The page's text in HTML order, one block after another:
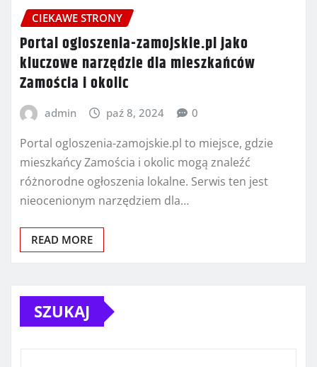
CIEKAWE STRONY
Portal ogloszenia-zamojskie.pl jako
kluczowe narzędzie dla mieszkańców
Zamościa i okolic
admin paź 8, 2024 0
Portal ogloszenia-zamojskie.pl to miejsce, gdzie
mieszkańcy Zamościa i okolic mogą znaleźć
różnorodne ogłoszenia lokalne. Serwis ten jest
nieocenionym narzędziem dla…
READ MORE
SZUKAJ